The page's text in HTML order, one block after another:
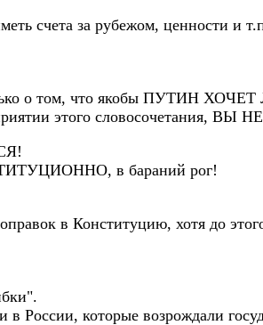
счета за рубежом, ценности и
о том, что якобы ПУТИН
этого словосочетания,
в бараний рог!
в Конституцию, хотя до
России, которые возрождали